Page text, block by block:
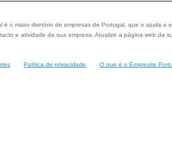
é o maior diretório de empresas de Portugal, que o ajuda a
e atividade da sua empresa. Atualize a página web da
Política de privacidade O que é o Empresite